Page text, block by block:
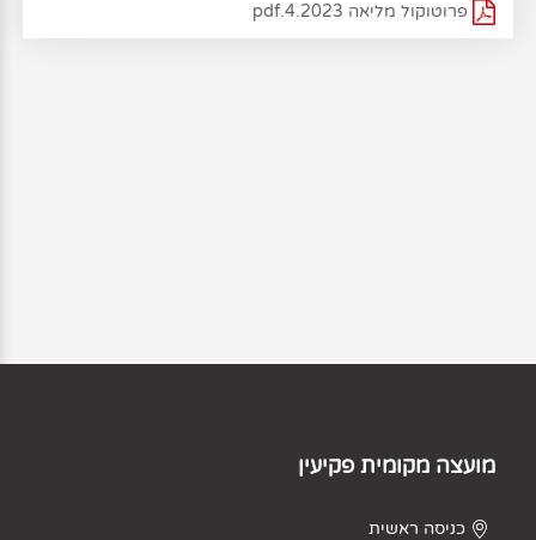
פרוטוקול מליאה 4.2023.pdf
מועצה מקומית פקיעין
כניסה ראשית